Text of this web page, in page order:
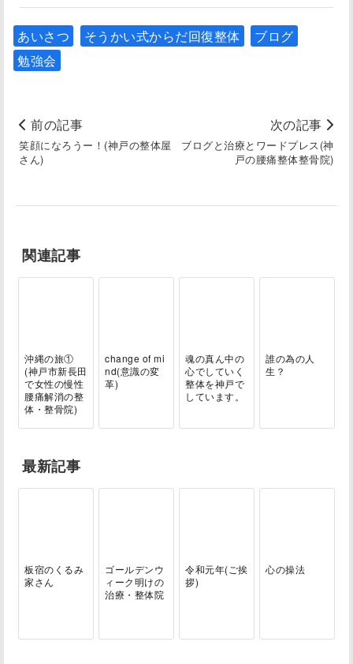
あいさつ そうかい式からだ回復整体
ブログ
勉強会
前の記事
笑顔になろうー！(神戸の整体屋
さん)
次の記事
ブログと治療とワードプレス(神
戸の腰痛整体整骨院)
関連記事
沖縄の旅①
(神戸市新長田
で女性の慢性
腰痛解消の整
体・整骨院)
change of mi
nd(意識の変
革)
魂の真ん中の
心でしていく
整体を神戸で
しています。
誰の為の人
生？
最新記事
板宿のくるみ
家さん
ゴールデンウ
ィーク明けの
治療・整体院
令和元年(ご挨
拶)
心の操法